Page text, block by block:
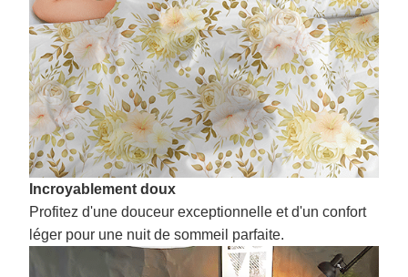
Incroyablement doux
Profitez d'une douceur exceptionnelle et d'un confort
léger pour une nuit de sommeil parfaite.